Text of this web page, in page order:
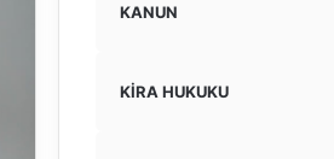
KANUN
KİRA HUKUKU